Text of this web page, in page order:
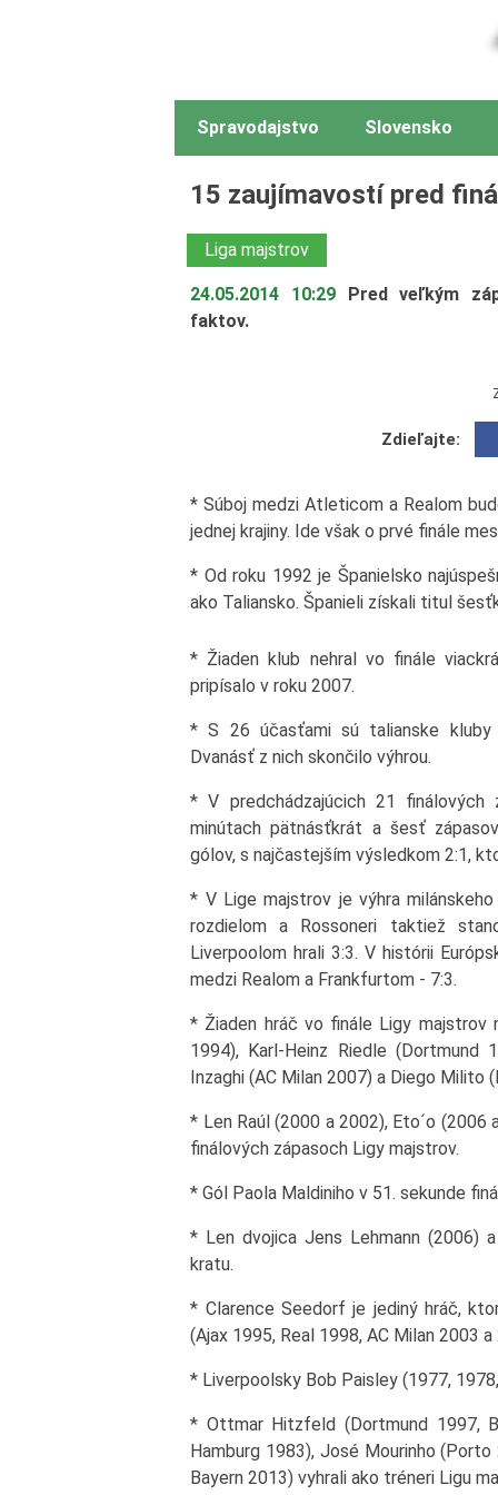
Spravodajstvo Slovensko
15 zaujímavostí pred
Liga majstrov
24.05.2014 10:29
Pred veľkým
faktov.
Zdieľajte:
* Súboj medzi Atleticom a Realom
jednej krajiny. Ide však o prvé finále
* Od roku 1992 je Španielsko
ako Taliansko. Španieli získali titul
* Žiaden klub nehral vo finále
pripísalo v roku 2007.
* S 26 účasťami sú talianske kluby
Dvanásť z nich skončilo výhrou.
* V predchádzajúcich 21
minútach pätnásťkrát a šesť
gólov, s najčastejším výsledkom 2:1,
* V Lige majstrov je výhra
rozdielom a Rossoneri taktiež
Liverpoolom hrali 3:3. V histórii
medzi Realom a Frankfurtom - 7:3.
* Žiaden hráč vo finále Ligy majstrov
1994), Karl-Heinz Riedle (Dortmund
Inzaghi (AC Milan 2007) a Diego Milito
* Len Raúl (2000 a 2002), Eto´o
finálových zápasoch Ligy majstrov.
* Gól Paola Maldiniho v 51. sekunde
* Len dvojica Jens Lehmann (2006)
kratu.
* Clarence Seedorf je jediný hráč,
(Ajax 1995, Real 1998, AC Milan 2003 a
* Liverpoolsky Bob Paisley (1977,
* Ottmar Hitzfeld (Dortmund 1997,
Hamburg 1983), José Mourinho
Bayern 2013) vyhrali ako tréneri Ligu